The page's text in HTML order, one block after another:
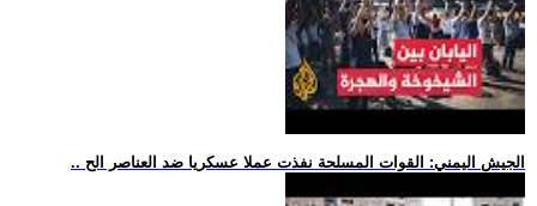
.. الجيش اليمني: القوات المسلحة نفذت عملا عسكريا ضد العناصر الح